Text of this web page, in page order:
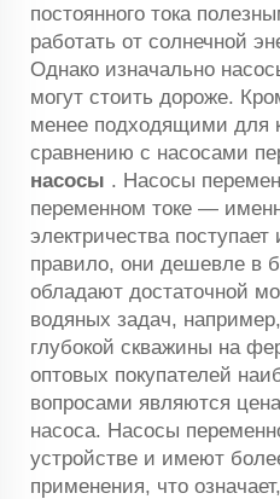
постоянного тока
работать от солнечной
Однако изначально
могут стоить дороже.
менее подходящими для
сравнению с насосами
насосы . Насосы
переменном токе —
электричества
правило, они дешевле в
обладают достаточной
водяных задач,
глубокой скважины на
оптовых покупателей
вопросами являются
насоса. Насосы
устройстве и имеют
применения, что